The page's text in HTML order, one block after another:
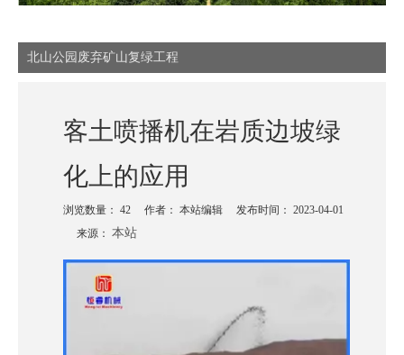
北山公园废弃矿山复绿工程
客土喷播机在岩质边坡绿
化上的应用
浏览数量： 42 作者： 本站编辑 发布时间： 2023-04-01
来源： 本站
["wechat","weibo","qzone","douban","email"]